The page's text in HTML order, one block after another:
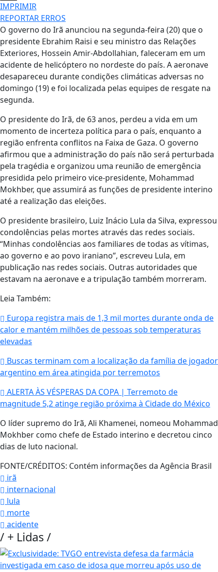
IMPRIMIR
REPORTAR ERROS
O governo do Irã anunciou na segunda-feira (20) que o
presidente Ebrahim Raisi e seu ministro das Relações
Exteriores, Hossein Amir-Abdollahian, faleceram em um
acidente de helicóptero no nordeste do país. A aeronave
desapareceu durante condições climáticas adversas no
domingo (19) e foi localizada pelas equipes de resgate na
segunda.
O presidente do Irã, de 63 anos, perdeu a vida em um
momento de incerteza política para o país, enquanto a
região enfrenta conflitos na Faixa de Gaza. O governo
afirmou que a administração do país não será perturbada
pela tragédia e organizou uma reunião de emergência
presidida pelo primeiro vice-presidente, Mohammad
Mokhber, que assumirá as funções de presidente interino
até a realização das eleições.
O presidente brasileiro, Luiz Inácio Lula da Silva, expressou
condolências pelas mortes através das redes sociais.
“Minhas condolências aos familiares de todas as vítimas,
ao governo e ao povo iraniano”, escreveu Lula, em
publicação nas redes sociais. Outras autoridades que
estavam na aeronave e a tripulação também morreram.
Leia Também:
Europa registra mais de 1,3 mil mortes durante onda de
calor e mantém milhões de pessoas sob temperaturas
elevadas
Buscas terminam com a localização da família de jogador
argentino em área atingida por terremotos
ALERTA ÀS VÉSPERAS DA COPA | Terremoto de
magnitude 5,2 atinge região próxima à Cidade do México
O líder supremo do Irã, Ali Khamenei, nomeou Mohammad
Mokhber como chefe de Estado interino e decretou cinco
dias de luto nacional.
FONTE/CRÉDITOS: Contém informações da Agência Brasil
irã
internacional
lula
morte
acidente
/ + Lidas/